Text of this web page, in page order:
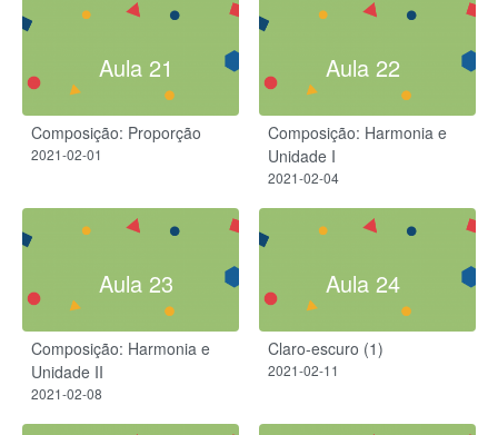
Aula 21
Composição: Proporção
2021-02-01
Aula 22
Composição: Harmonia e
Unidade I
2021-02-04
Aula 23
Composição: Harmonia e
Unidade II
2021-02-08
Aula 24
Claro-escuro (1)
2021-02-11